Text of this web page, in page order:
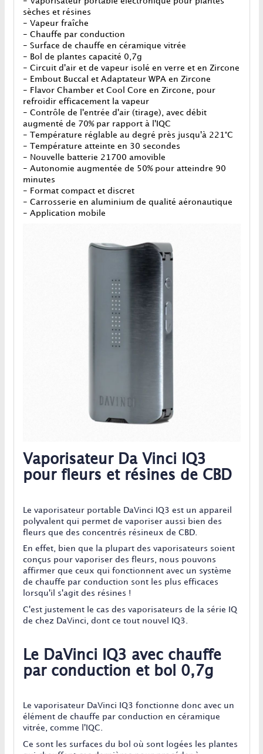
sèches et résines
- Vapeur fraîche
- Chauffe par conduction
- Surface de chauffe en céramique vitrée
- Bol de plantes capacité 0,7g
- Circuit d'air et de vapeur isolé en verre et en Zircone
- Embout Buccal et Adaptateur WPA en Zircone
- Flavor Chamber et Cool Core en Zircone, pour
refroidir efficacement la vapeur
- Contrôle de l'entrée d'air (tirage), avec débit
augmenté de 70% par rapport à l'IQC
- Température réglable au degré près jusqu'à 221°C
- Température atteinte en 30 secondes
- Nouvelle batterie 21700 amovible
- Autonomie augmentée de 50% pour atteindre 90
minutes
- Format compact et discret
- Carrosserie en aluminium de qualité aéronautique
- Application mobile
Vaporisateur Da Vinci IQ3
pour fleurs et résines de CBD
Le vaporisateur portable DaVinci IQ3 est un appareil
polyvalent qui permet de vaporiser aussi bien des
fleurs que des concentrés résineux de CBD.
En effet, bien que la plupart des vaporisateurs soient
conçus pour vaporiser des fleurs, nous pouvons
affirmer que ceux qui fonctionnent avec un système
de chauffe par conduction sont les plus efficaces
lorsqu'il s'agit des résines !
C'est justement le cas des vaporisateurs de la série IQ
de chez DaVinci, dont ce tout nouvel IQ3.
Le DaVinci IQ3 avec chauffe
par conduction et bol 0,7g
Le vaporisateur DaVinci IQ3 fonctionne donc avec un
élément de chauffe par conduction en céramique
vitrée, comme l'IQC.
Ce sont les surfaces du bol où sont logées les plantes